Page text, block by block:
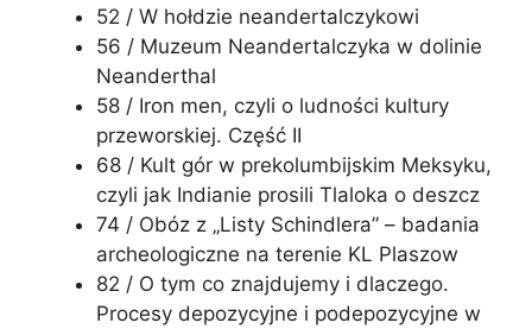
52 / W hołdzie neandertalczykowi
56 / Muzeum Neandertalczyka w dolinie
Neanderthal
58 / Iron men, czyli o ludności kultury
przeworskiej. Część II
68 / Kult gór w prekolumbijskim Meksyku,
czyli jak Indianie prosili Tlaloka o deszcz
74 / Obóz z „Listy Schindlera” – badania
archeologiczne na terenie KL Plaszow
82 / O tym co znajdujemy i dlaczego.
Procesy depozycyjne i podepozycyjne w